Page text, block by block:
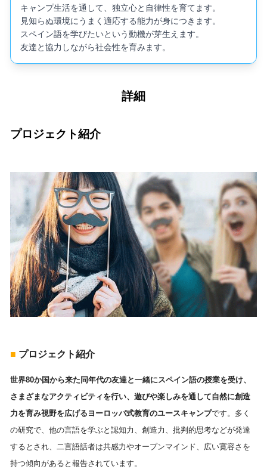
キャンプ生活を通して、独立心と自律性を育てます。
見知らぬ環境にうまく適応する能力が身につきます。
スペイン語を学びたいという動機が芽生えます。
友達と協力しながら社会性を育みます。
詳細
プロジェクト紹介
■ プロジェクト紹介
世界80か国から来た同年代の友達と一緒にスペイン語の授業を受け、
さまざまなアクティビティを行い、遊びや楽しみを通して自然に創造
力を育み視野を広げるヨーロッパ式教育のユースキャンプです。多く
の研究で、他の言語を学ぶと認知力、創造力、批判的思考などが発達
するとされ、二言語話者は共感力やオープンマインド、広い寛容さを
持つ傾向があると報告されています。